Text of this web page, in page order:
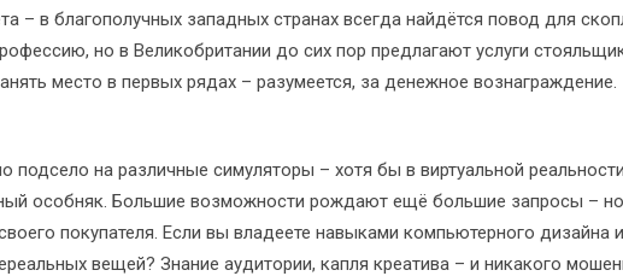
– в благополучных западных странах всегда найдётся повод для
но в Великобритании до сих пор предлагают услуги
место в первых рядах – разумеется, за денежное вознаграждение.
подсело на различные симуляторы – хотя бы в виртуальной
особняк. Большие возможности рождают ещё большие запросы –
покупателя. Если вы владеете навыками компьютерного дизайна
вещей? Знание аудитории, капля креатива – и никакого